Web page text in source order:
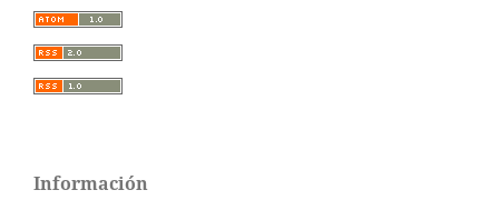
Información